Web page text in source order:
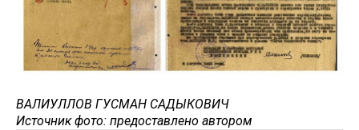
ВАЛИУЛЛОВ ГУСМАН САДЫКОВИЧ
Источник фото: предоставлено автором